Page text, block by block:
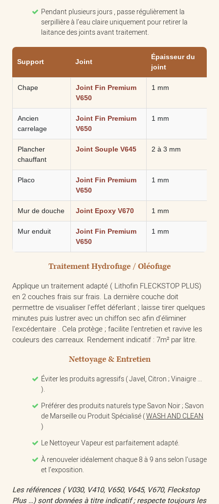
Pendant plusieurs jours , passe régulièrement la
serpillière à l’eau claire uniquement pour retirer la
laitance des joints avant traitement.
Support Joint
Épaisseur du
joint
Chape
Joint Fin Premium
V650
1 mm
Ancien
carrelage
Joint Fin Premium
V650
1 mm
Plancher
chauffant
Joint Souple V645 2 à 3 mm
Placo
Joint Fin Premium
V650
1 mm
Mur de douche Joint Epoxy V670 1 mm
Mur enduit
Joint Fin Premium
V650
1 mm
Traitement Hydrofuge / Oléofuge
Applique un traitement adapté ( Lithofin FLECKSTOP PLUS)
en 2 couches frais sur frais. La dernière couche doit
permettre de visualiser l'effet déferlant ; laisse tirer quelques
minutes puis lustrer avec un chiffon sec afin d'éliminer
l'excédentaire . Cela protège ; facilite l'entretien et ravive les
couleurs des carreaux. Rendement indicatif : 7m² par litre.
Nettoyage & Entretien
Éviter les produits agressifs ( Javel, Citron ; Vinaigre ...
).
Préférer des produits naturels type Savon Noir ; Savon
de Marseille ou Produit Spécialisé (WASH AND CLEAN
)
Le Nettoyeur Vapeur est parfaitement adapté.
À renouveler idéalement chaque 8 à 9 ans selon l’usage
et l’exposition.
Les références ( V030, V410, V650, V645, V670, Fleckstop
Plus …) sont données à titre indicatif ; respecte toujours les